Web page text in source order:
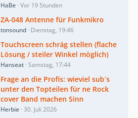
HaBe Vor 19 Stunden
ZA-048 Antenne für Funkmikro
tonsound Dienstag, 19:46
Touchscreen schräg stellen (flache
Lösung / steiler Winkel möglich)
Hanseat Samstag, 17:44
Frage an die Profis: wieviel sub´s
unter den Topteilen für ne Rock
cover Band machen Sinn
Herbie 30. Juli 2026